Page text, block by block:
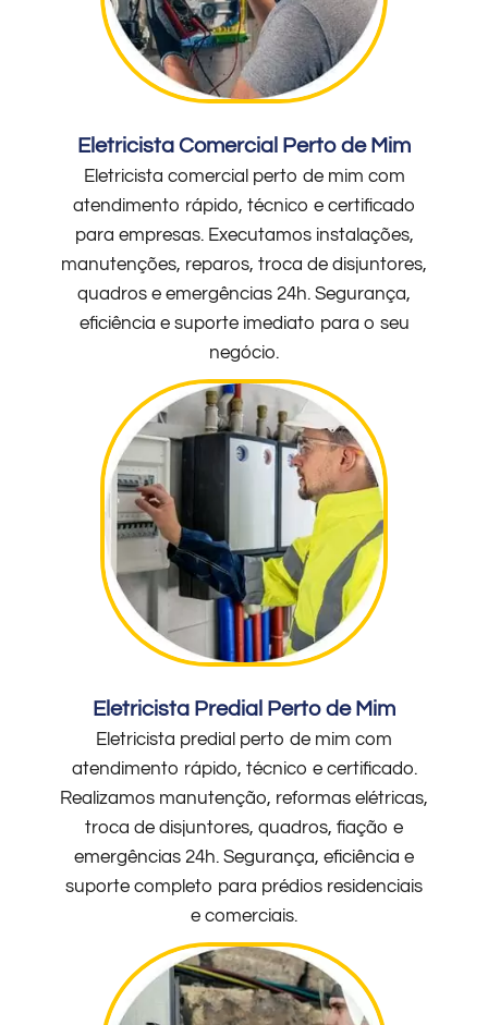
Eletricista Comercial Perto de Mim
Eletricista comercial perto de mim com
atendimento rápido, técnico e certificado
para empresas. Executamos instalações,
manutenções, reparos, troca de disjuntores,
quadros e emergências 24h. Segurança,
eficiência e suporte imediato para o seu
negócio.
Eletricista Predial Perto de Mim
Eletricista predial perto de mim com
atendimento rápido, técnico e certificado.
Realizamos manutenção, reformas elétricas,
troca de disjuntores, quadros, fiação e
emergências 24h. Segurança, eficiência e
suporte completo para prédios residenciais
e comerciais.